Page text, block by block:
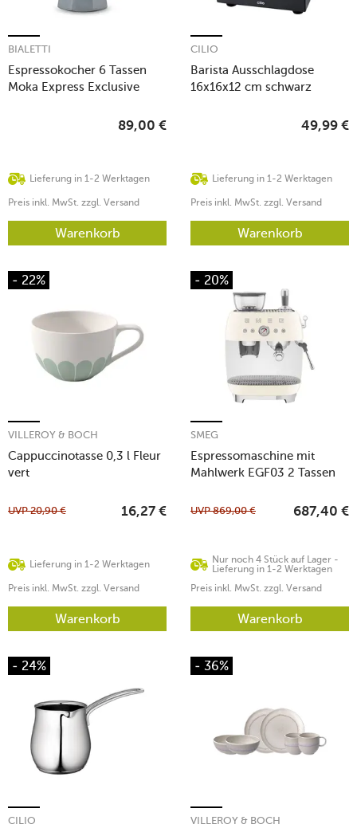
Espressokocher 6 Tassen
Moka Express Exclusive
BIALETTI
Lieferung in 1-2 Werktagen
89,00 €
Preis inkl. MwSt. zzgl. Versand
Warenkorb
Barista Ausschlagdose
16x16x12 cm schwarz
CILIO
Lieferung in 1-2 Werktagen
49,99 €
Preis inkl. MwSt. zzgl. Versand
Warenkorb
- 22%
Cappuccinotasse 0,3 l Fleur
vert
VILLEROY & BOCH
Lieferung in 1-2 Werktagen
UVP20,90 € 16,27 €
Preis inkl. MwSt. zzgl. Versand
Warenkorb
- 20%
Espressomaschine mit
Mahlwerk EGF03 2 Tassen
SMEG
Nur noch 4 Stück auf Lager -
Lieferung in 1-2 Werktagen
UVP869,00 € 687,40 €
Preis inkl. MwSt. zzgl. Versand
Warenkorb
- 24%
CILIO
- 36%
VILLEROY & BOCH